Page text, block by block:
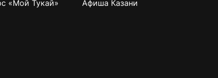
«Мой Тукай» Афиша Казани